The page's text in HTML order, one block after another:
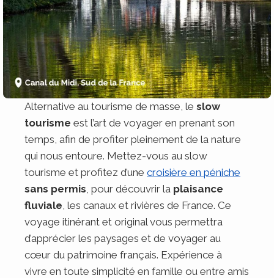
Alternative au tourisme de masse, leslow
tourisme est l’art de voyager en prenant son
temps, afin de profiter pleinement de la nature
qui nous entoure. Mettez-vous au slow
tourisme et profitez d’unecroisière en péniche
sans permis, pour découvrir la plaisance
fluviale, les canaux et rivières de France. Ce
voyage itinérant et original vous permettra
d’apprécier les paysages et de voyager au
cœur du patrimoine français. Expérience à
vivre en toute simplicité en famille ou entre amis